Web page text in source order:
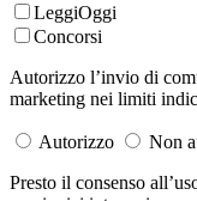
LeggiOggi
Concorsi
Autorizzo l’invio di
marketing nei limiti
Autorizzo
Non
Presto il consenso